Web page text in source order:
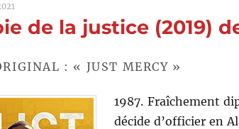
dix
anneaux
Destin
Cretton
de la justice (2019)
: « JUST MERCY »
1987. Fraîchement
décide d’officier en